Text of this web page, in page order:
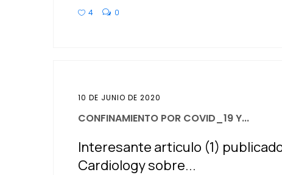
4 0
10 DE JUNIO DE 2020
CONFINAMIENTO POR COVID_19 Y...
Interesante articulo (1)
Cardiology sobre...